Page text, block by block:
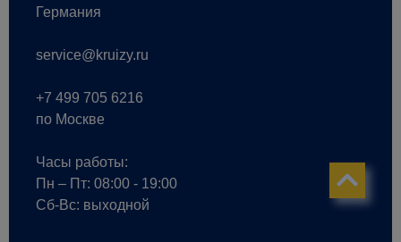
Германия
service@kruizy.ru
+7 499 705 6216
по Москве
Часы работы:
Пн – Пт: 08:00 - 19:00
Сб-Вс: выходной